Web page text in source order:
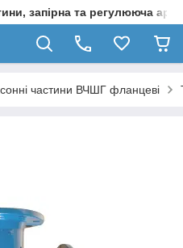
запірна та регулююча
частини ВЧШГ фланцеві